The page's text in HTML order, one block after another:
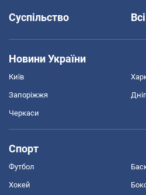
Суспільство
Новини України
Київ
Запоріжжя
Черкаси
Спорт
Футбол
Хокей